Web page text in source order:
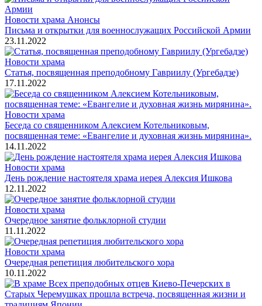
Новости храма Анонсы
Письма и открытки для военнослужащих Российской Армии
23.11.2022
Новости храма
Статья, посвященная преподобному Гавриилу (Ургебадзе)
17.11.2022
Новости храма
Беседа со священником Алексием Котельниковым,
посвященная теме: «Евангелие и духовная жизнь мирянина».
14.11.2022
Новости храма
День рождение настоятеля храма иерея Алексия Ишкова
12.11.2022
Новости храма
Очередное занятие фольклорной студии
11.11.2022
Новости храма
Очередная репетиция любительского хора
10.11.2022